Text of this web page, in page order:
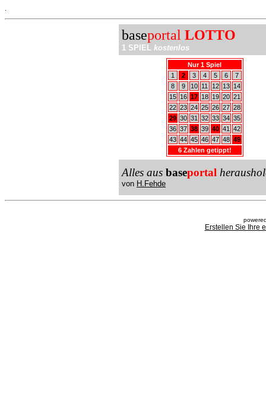
baseportal LOTTO
1 SPIEL kostenlos
Nur 1 Spiel
1
2 3 4 5 6
7
8
9 10 11 12 13
14
15
16 17 18 19 20 21
22 23 24 25 26 27 28
29 30 31 32 33 34 35
36 37 38 39 40 41
42
43 44 45 46 47 48 49
6 Zahlen getippt!
Alles aus baseportal
von H.Fehde
Erstellen Sie Ihre